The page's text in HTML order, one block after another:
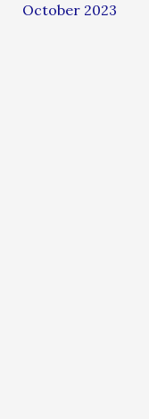
October 2023